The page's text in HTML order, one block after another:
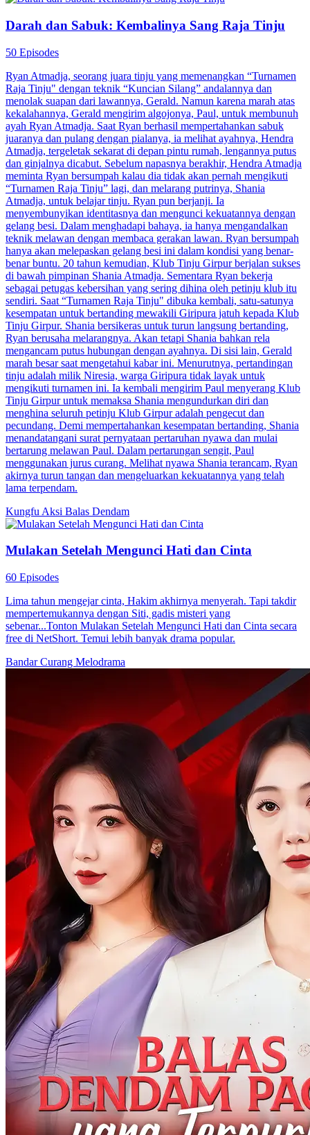
Darah dan Sabuk: Kembalinya Sang Raja Tinju
50 Episodes
Ryan Atmadja, seorang juara tinju yang memenangkan “Turnamen
Raja Tinju" dengan teknik “Kuncian Silang” andalannya dan
menolak suapan dari lawannya, Gerald. Namun karena marah atas
kekalahannya, Gerald mengirim algojonya, Paul, untuk membunuh
ayah Ryan Atmadja. Saat Ryan berhasil mempertahankan sabuk
juaranya dan pulang dengan pialanya, ia melihat ayahnya, Hendra
Atmadja, tergeletak sekarat di depan pintu rumah, lengannya putus
dan ginjalnya dicabut. Sebelum napasnya berakhir, Hendra Atmadja
meminta Ryan bersumpah kalau dia tidak akan pernah mengikuti
“Turnamen Raja Tinju” lagi, dan melarang putrinya, Shania
Atmadja, untuk belajar tinju. Ryan pun berjanji. Ia
menyembunyikan identitasnya dan mengunci kekuatannya dengan
gelang besi. Dalam menghadapi bahaya, ia hanya mengandalkan
teknik melawan dengan membaca gerakan lawan. Ryan bersumpah
hanya akan melepaskan gelang besi ini dalam kondisi yang benar-
benar buntu. 20 tahun kemudian, Klub Tinju Girpur berjalan sukses
di bawah pimpinan Shania Atmadja. Sementara Ryan bekerja
sebagai petugas kebersihan yang sering dihina oleh petinju klub itu
sendiri. Saat “Turnamen Raja Tinju" dibuka kembali, satu-satunya
kesempatan untuk bertanding mewakili Giripura jatuh kepada Klub
Tinju Girpur. Shania bersikeras untuk turun langsung bertanding,
Ryan berusaha melarangnya. Akan tetapi Shania bahkan rela
mengancam putus hubungan dengan ayahnya. Di sisi lain, Gerald
marah besar saat mengetahui kabar ini. Menurutnya, pertandingan
tinju adalah milik Niresia, warga Giripura tidak layak untuk
mengikuti turnamen ini. Ia kembali mengirim Paul menyerang Klub
Tinju Girpur untuk memaksa Shania mengundurkan diri dan
menghina seluruh petinju Klub Girpur adalah pengecut dan
pecundang. Demi mempertahankan kesempatan bertanding, Shania
menandatangani surat pernyataan pertaruhan nyawa dan mulai
bertarung melawan Paul. Dalam pertarungan sengit, Paul
menggunakan jurus curang. Melihat nyawa Shania terancam, Ryan
akirnya turun tangan dan mengeluarkan kekuatannya yang telah
lama terpendam.
Kungfu Aksi Balas Dendam
Mulakan Setelah Mengunci Hati dan Cinta
60 Episodes
Lima tahun mengejar cinta, Hakim akhirnya menyerah. Tapi takdir
mempertemukannya dengan Siti, gadis misteri yang
sebenar...Tonton Mulakan Setelah Mengunci Hati dan Cinta secara
free di NetShort. Temui lebih banyak drama popular.
BandarCurang Melodrama